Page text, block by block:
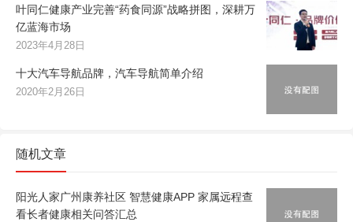
叶同仁健康产业完善“药食同源”战略拼图，深耕万
亿蓝海市场
2023年4月28日
十大汽车导航品牌，汽车导航简单介绍
2020年2月26日
随机文章
阳光人家广州康养社区 智慧健康APP 家属远程查
看长者健康相关问答汇总